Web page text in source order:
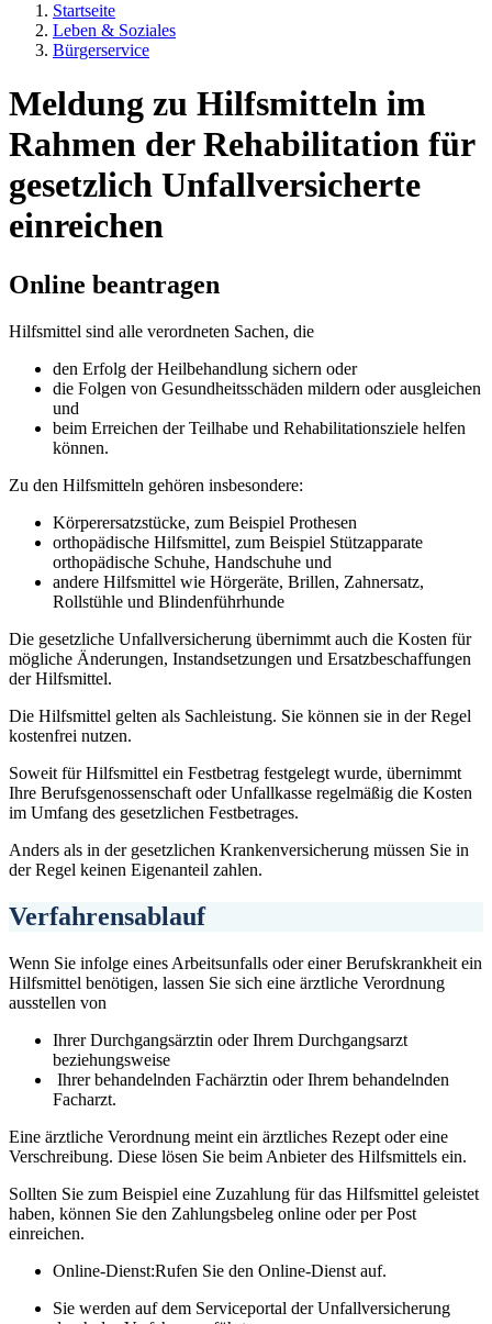
Startseite
Leben & Soziales
Bürgerservice
Meldung zu Hilfsmitteln im
Rahmen der Rehabilitation für
gesetzlich Unfallversicherte
einreichen
Online beantragen
Hilfsmittel sind alle verordneten Sachen, die
den Erfolg der Heilbehandlung sichern oder
die Folgen von Gesundheitsschäden mildern oder ausgleichen
und
beim Erreichen der Teilhabe und Rehabilitationsziele helfen
können.
Zu den Hilfsmitteln gehören insbesondere:
Körperersatzstücke, zum Beispiel Prothesen
orthopädische Hilfsmittel, zum Beispiel Stützapparate
orthopädische Schuhe, Handschuhe und
andere Hilfsmittel wie Hörgeräte, Brillen, Zahnersatz,
Rollstühle und Blindenführhunde
Die gesetzliche Unfallversicherung übernimmt auch die Kosten für
mögliche Änderungen, Instandsetzungen und Ersatzbeschaffungen
der Hilfsmittel.
Die Hilfsmittel gelten als Sachleistung. Sie können sie in der Regel
kostenfrei nutzen.
Soweit für Hilfsmittel ein Festbetrag festgelegt wurde, übernimmt
Ihre Berufsgenossenschaft oder Unfallkasse regelmäßig die Kosten
im Umfang des gesetzlichen Festbetrages.
Anders als in der gesetzlichen Krankenversicherung müssen Sie in
der Regel keinen Eigenanteil zahlen.
Verfahrensablauf
Wenn Sie infolge eines Arbeitsunfalls oder einer Berufskrankheit ein
Hilfsmittel benötigen, lassen Sie sich eine ärztliche Verordnung
ausstellen von
Ihrer Durchgangsärztin oder Ihrem Durchgangsarzt
beziehungsweise
Ihrer behandelnden Fachärztin oder Ihrem behandelnden
Facharzt.
Eine ärztliche Verordnung meint ein ärztliches Rezept oder eine
Verschreibung. Diese lösen Sie beim Anbieter des Hilfsmittels ein.
Sollten Sie zum Beispiel eine Zuzahlung für das Hilfsmittel geleistet
haben, können Sie den Zahlungsbeleg online oder per Post
einreichen.
Online-Dienst:Rufen Sie den Online-Dienst auf.
Sie werden auf dem Serviceportal der Unfallversicherung